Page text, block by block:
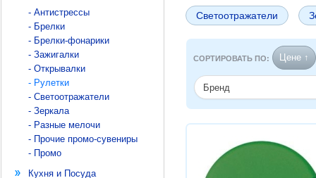
- Антистрессы
- Брелки
- Брелки-фонарики
- Зажигалки
- Открывалки
- Рулетки
- Светоотражатели
- Зеркала
- Разные мелочи
- Прочие промо-сувениры
- Промо
Кухня и Посуда
Светоотражатели
Бренд
СОРТИРОВАТЬ ПО: Цене ↑